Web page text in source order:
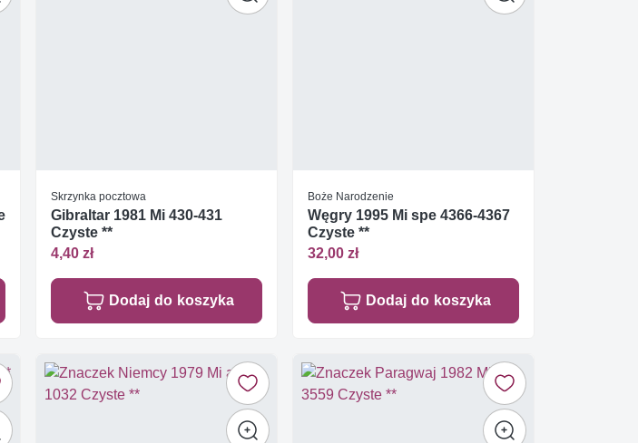
Skrzynka pocztowa
Gibraltar 1981 Mi 430-431
Czyste **
4,40 zł
Dodaj do koszyka
Boże Narodzenie
Węgry 1995 Mi spe 4366-4367
Czyste **
32,00 zł
Dodaj do koszyka